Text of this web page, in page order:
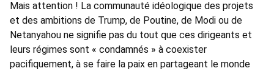
Mais attention ! La communauté idéologique des projets
et des ambitions de Trump, de Poutine, de Modi ou de
Netanyahou ne signifie pas du tout que ces dirigeants et
leurs régimes sont « condamnés » à coexister
pacifiquement, à se faire la paix en partageant le monde